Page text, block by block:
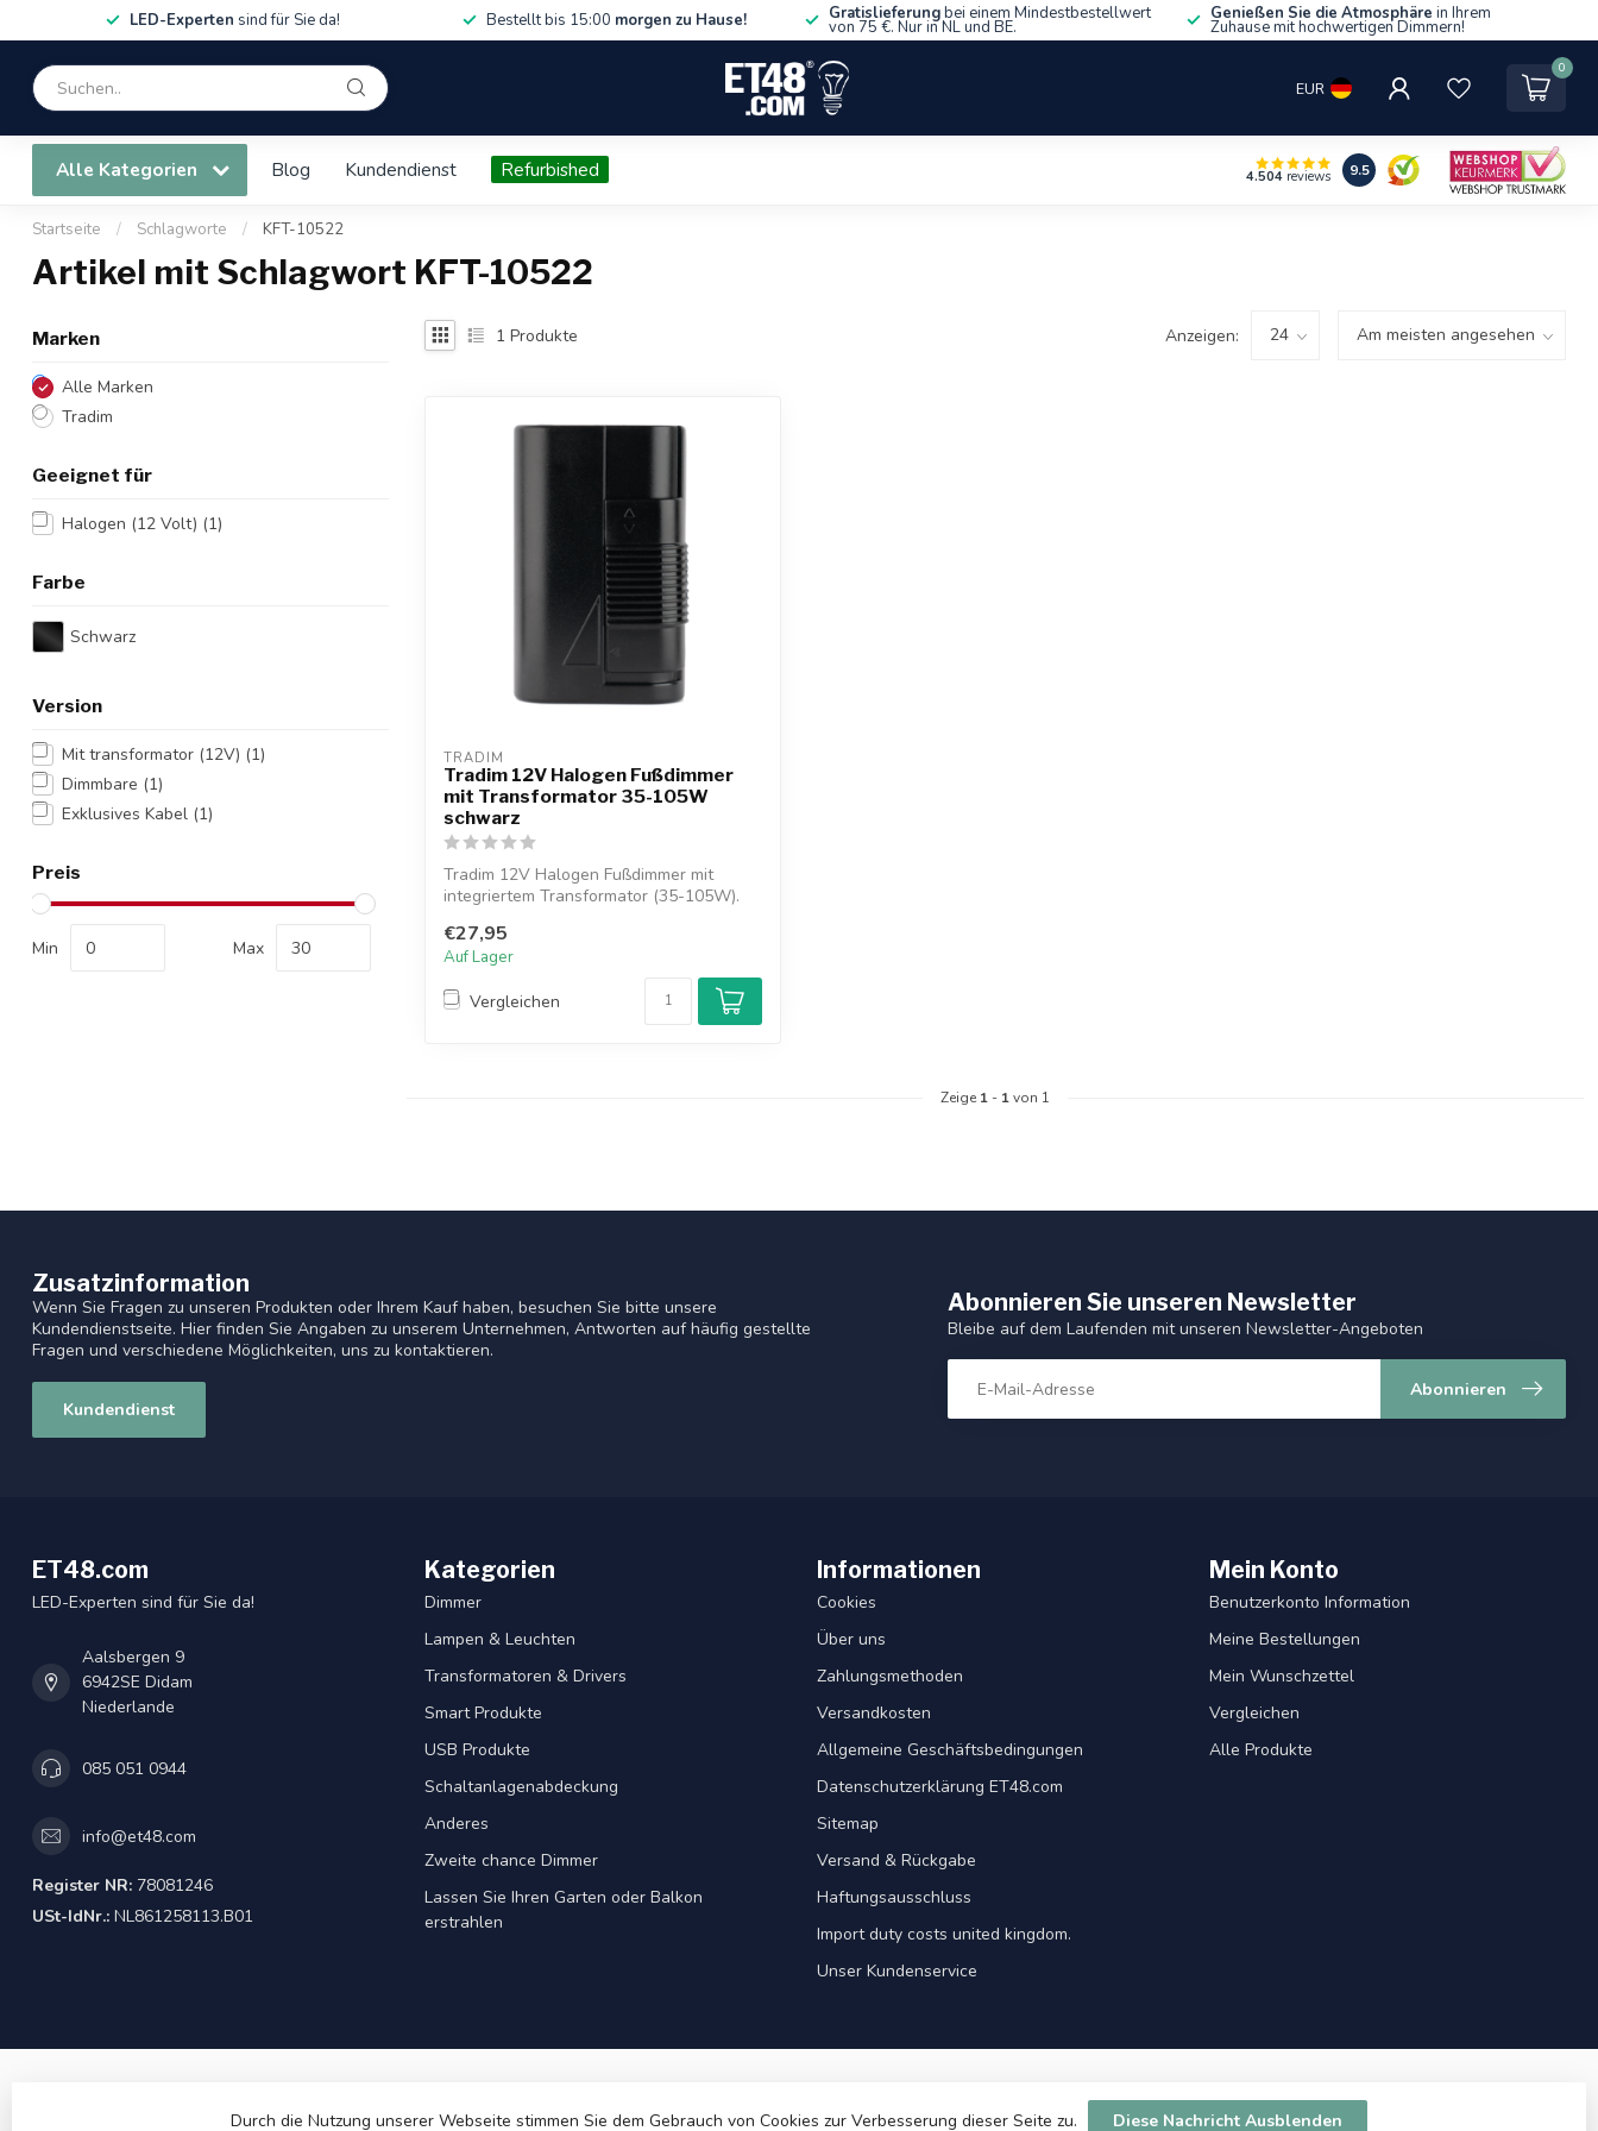
LED-Experten sind für Sie da! Bestellt bis 15:00 morgen zu Hause! Gratislieferungbei einem Mindestbestellwert
von 75 €. Nur in NL und BE.
Genießen Sie die Atmosphäre in Ihrem
Zuhause mit hochwertigen Dimmern!
EUR
0
Alle Kategorien Blog Kundendienst Refurbished 4.504 reviews 9.5
Startseite / Schlagworte / KFT-10522
Artikel mit Schlagwort KFT-10522
Marken
Alle Marken
Tradim
Geeignet für
Halogen (12 Volt) (1)
Farbe
Schwarz
Version
Mit transformator (12V) (1)
Dimmbare (1)
Exklusives Kabel (1)
Preis
Min Max
1 Produkte Anzeigen:
TRADIM
Tradim 12V Halogen Fußdimmer
mit Transformator 35-105W
schwarz
Tradim 12V Halogen Fußdimmer mit
integriertem Transformator (35-105W).
€27,95
Auf Lager
Vergleichen
Zeige 1 - 1von 1
Zusatzinformation
Wenn Sie Fragen zu unseren Produkten oder Ihrem Kauf haben, besuchen Sie bitte unsere
Kundendienstseite. Hier finden Sie Angaben zu unserem Unternehmen, Antworten auf häufig gestellte
Fragen und verschiedene Möglichkeiten, uns zu kontaktieren.
Kundendienst
Abonnieren Sie unseren Newsletter
Bleibe auf dem Laufenden mit unseren Newsletter-Angeboten
Abonnieren
ET48.com
LED-Experten sind für Sie da!
Aalsbergen 9
6942SE Didam
Niederlande
085 051 0944
info@et48.com
Register NR: 78081246
USt-IdNr.: NL861258113.B01
Kategorien
Dimmer
Lampen & Leuchten
Transformatoren & Drivers
Smart Produkte
USB Produkte
Schaltanlagenabdeckung
Anderes
Zweite chance Dimmer
Lassen Sie Ihren Garten oder Balkon
erstrahlen
Informationen
Cookies
Über uns
Zahlungsmethoden
Versandkosten
Allgemeine Geschäftsbedingungen
Datenschutzerklärung ET48.com
Sitemap
Versand & Rückgabe
Haftungsausschluss
Import duty costs united kingdom.
Unser Kundenservice
Mein Konto
Benutzerkonto Information
Meine Bestellungen
Mein Wunschzettel
Vergleichen
Alle Produkte
Durch die Nutzung unserer Webseite stimmen Sie dem Gebrauch von Cookies zur Verbesserung dieser Seite zu. Diese Nachricht Ausblenden